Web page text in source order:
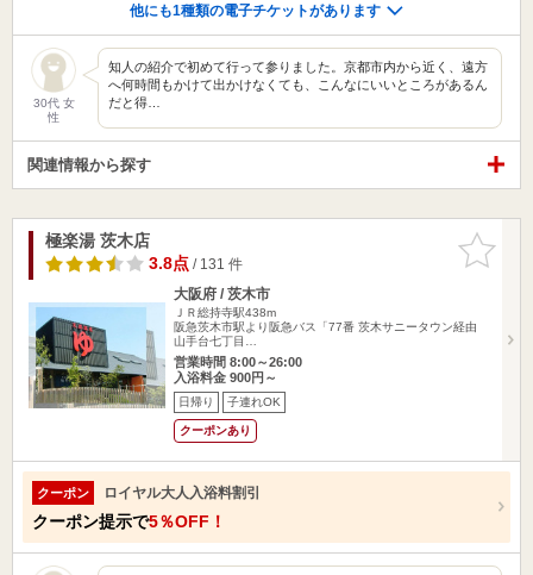
他にも1種類の電子チケットがあります
30代 女
性
知人の紹介で初めて行って参りました。京都市内から近く、遠方
へ何時間もかけて出かけなくても、こんなにいいところがあるん
だと得…
関連情報から探す
お気に入
りに追加
極楽湯 茨木店
3.8点/ 131 件
大阪府 / 茨木市
ＪＲ総持寺駅438m
阪急茨木市駅より阪急バス「77番 茨木サニータウン経由
山手台七丁目…
営業時間 8:00～26:00
入浴料金 900円～
日帰り 子連れOK
クーポンあり
クーポン ロイヤル大人入浴料割引
クーポン提示で5％OFF！